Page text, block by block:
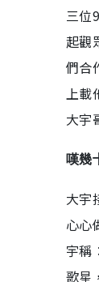
三位
起觀
們合
上
大宇
嘆幾
大宇
心心
宇稱
歌星